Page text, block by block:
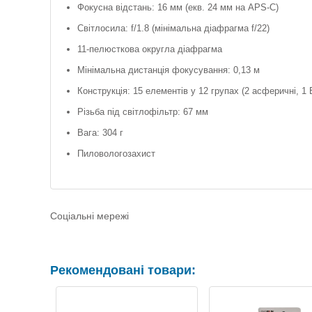
Фокусна відстань: 16 мм (екв. 24 мм на APS-C)
Світлосила: f/1.8 (мінімальна діафрагма f/22)
11-пелюсткова округла діафрагма
Мінімальна дистанція фокусування: 0,13 м
Конструкція: 15 елементів у 12 групах (2 асферичні, 1
Різьба під світлофільтр: 67 мм
Вага: 304 г
Пиловологозахист
Соціальні мережі
Рекомендовані товари: